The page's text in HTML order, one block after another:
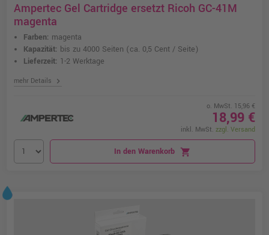
Ampertec Gel Cartridge ersetzt Ricoh GC-41M
magenta
Farben: magenta
Kapazität: bis zu 4000 Seiten (ca. 0,5 Cent / Seite)
Lieferzeit: 1-2 Werktage
mehr Details chevron_right
o. MwSt. 15,96 €
18,99 €
inkl. MwSt. zzgl. Versand
In den Warenkorb shopping_cart